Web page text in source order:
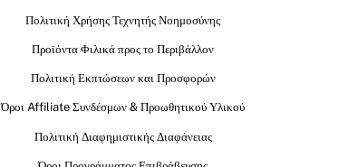
Πολιτική Χρήσης Τεχνητής Νοημοσύνης
Προϊόντα Φιλικά προς το Περιβάλλον
Πολιτική Εκπτώσεων και Προσφορών
Όροι Affiliate Συνδέσμων & Προωθητικού Υλικού
Πολιτική Διαφημιστικής Διαφάνειας